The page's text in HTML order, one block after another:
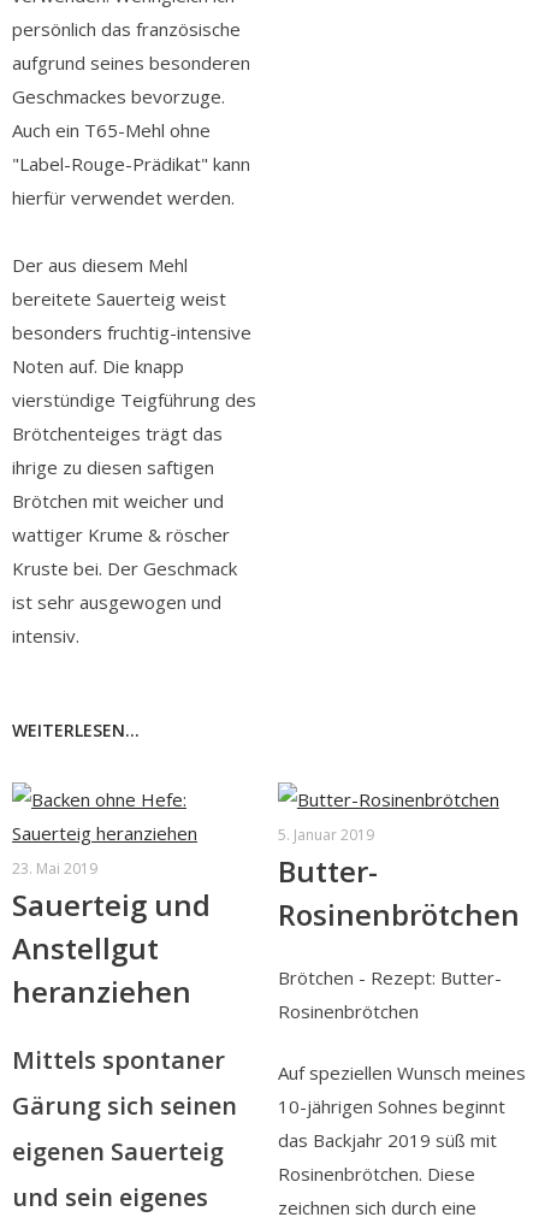
persönlich das französische
aufgrund seines besonderen
Geschmackes bevorzuge.
Auch ein T65-Mehl ohne
"Label-Rouge-Prädikat" kann
hierfür verwendet werden.
Der aus diesem Mehl
bereitete Sauerteig weist
besonders fruchtig-intensive
Noten auf. Die knapp
vierstündige Teigführung des
Brötchenteiges trägt das
ihrige zu diesen saftigen
Brötchen mit weicher und
wattiger Krume & röscher
Kruste bei. Der Geschmack
ist sehr ausgewogen und
intensiv.
WEITERLESEN...
23. Mai 2019
Sauerteig und
Anstellgut
heranziehen
Mittels spontaner
Gärung sich seinen
eigenen Sauerteig
und sein eigenes
5. Januar 2019
Butter-
Rosinenbrötchen
Brötchen - Rezept: Butter-
Rosinenbrötchen
Auf speziellen Wunsch meines
10-jährigen Sohnes beginnt
das Backjahr 2019 süß mit
Rosinenbrötchen. Diese
zeichnen sich durch eine